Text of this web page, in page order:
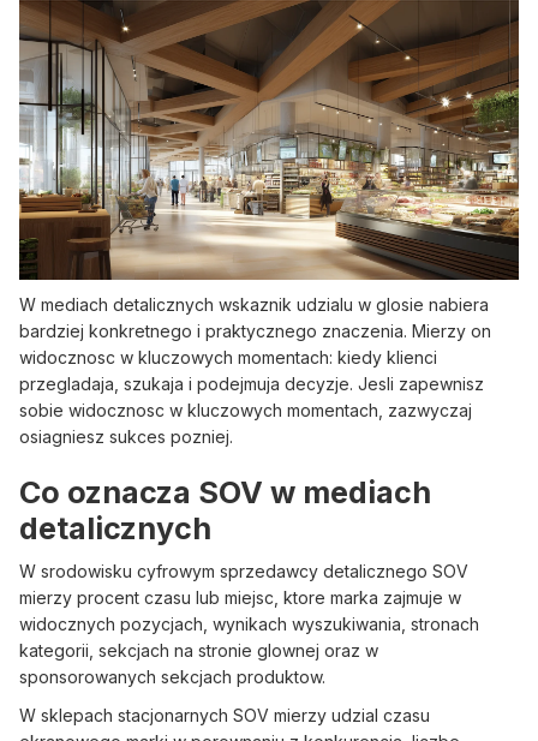
W mediach detalicznych wskaznik udzialu w glosie nabiera
bardziej konkretnego i praktycznego znaczenia. Mierzy on
widocznosc w kluczowych momentach: kiedy klienci
przegladaja, szukaja i podejmuja decyzje. Jesli zapewnisz
sobie widocznosc w kluczowych momentach, zazwyczaj
osiagniesz sukces pozniej.
Co oznacza SOV w mediach
detalicznych
W srodowisku cyfrowym sprzedawcy detalicznego SOV
mierzy procent czasu lub miejsc, ktore marka zajmuje w
widocznych pozycjach, wynikach wyszukiwania, stronach
kategorii, sekcjach na stronie glownej oraz w
sponsorowanych sekcjach produktow.
W sklepach stacjonarnych SOV mierzy udzial czasu